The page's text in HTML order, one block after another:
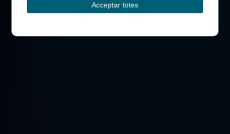
Acceptar totes